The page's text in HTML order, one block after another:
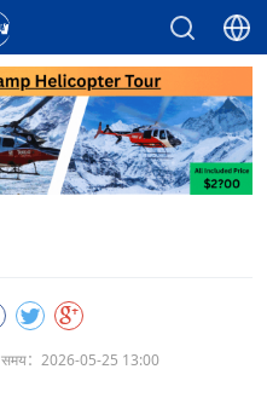
समय：2026-05-25 13:00